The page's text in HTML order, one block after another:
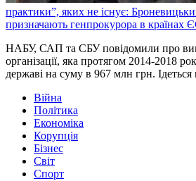
практики”, яких не існує:
призначають генпрокурора в країнах
НАБУ, САП та СБУ повідомили про
організації, яка протягом 2014-2018
державі на суму в 967 млн грн.
Війна
Політика
Економіка
Корупція
Бізнес
Світ
Спорт